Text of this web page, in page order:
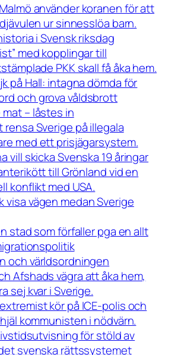
använder koranen för att
ur sinnesslöa barn.
i Svensk riksdag
med kopplingar till
PKK skall få åka hem.
på Hall: intagna dömda för
och grova våldsbrott
mat – låstes in
rensa Sverige på illegala
med ett prisjägarsystem.
vill skicka Svenska 19 åringar
till Grönland vid en
konflikt med USA.
visa vägen medan Sverige
stad som förfaller pga en allt
och världsordningen
Afshads vägra att åka hem,
sej kvar i Sverige.
kör på ICE-polis och
kommunisten i nödvärn.
för stöld av
svenska rättssystemet